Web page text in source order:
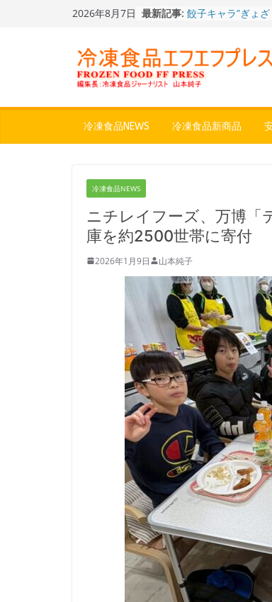
2026年8月7日 最新記事: 餃子キャラ”ぎょ
「CHEESE
定さわやかフレー
WONDER
どん兵衛 大盛
「同 肉うどん」
冷凍ワンプレート
から新ブランド『
ん。』～”おいしさ
冷凍食品NEWS 冷凍食品新商品
冷凍食品NEWS
ニチレイフーズ、万博「
庫を約2500世帯に寄付
2026年1月9日 山本純子